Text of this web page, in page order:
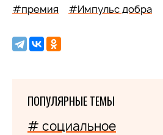
#премия #Импульс добра
ПОПУЛЯРНЫЕ ТЕМЫ
# социальное